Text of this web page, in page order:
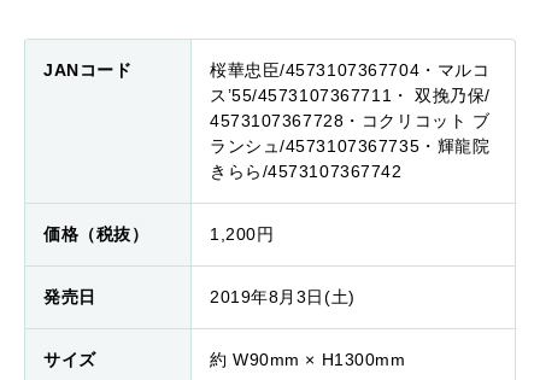
JANコード
桜華忠臣/4573107367704・マルコ
ス’55/4573107367711・ 双挽乃保/
4573107367728・コクリコット ブ
ランシュ/4573107367735・輝龍院
きらら/4573107367742
価格（税抜） 1,200円
発売日 2019年8月3日(土)
サイズ 約 W90mm × H1300mm